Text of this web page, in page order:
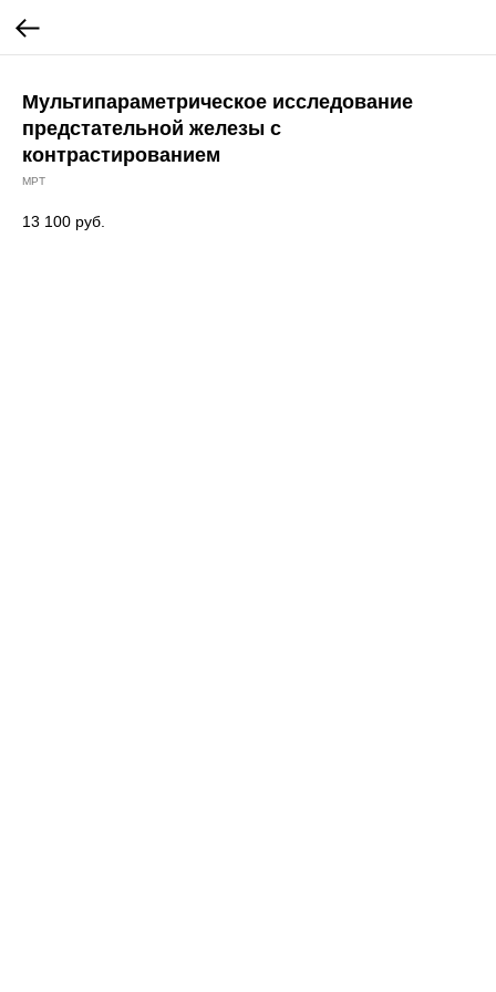
Мультипараметрическое исследование
предстательной железы с
контрастированием
МРТ
13 100 руб.